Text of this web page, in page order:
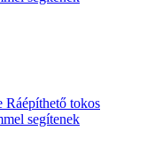
Ráépíthető tokos
segítenek